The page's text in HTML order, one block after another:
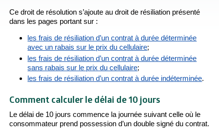
Ce droit de résolution s’ajoute au droit de résiliation présenté
dans les pages portant sur :
les frais de résiliation d’un contrat à durée déterminée
avec un rabais sur le prix du cellulaire;
les frais de résiliation d’un contrat à durée déterminée
sans rabais sur le prix du cellulaire;
les frais de résiliation d’un contrat à durée indéterminée.
Comment calculer le délai de 10 jours
Le délai de 10 jours commence la journée suivant celle où le
consommateur prend possession d’un double signé du contrat.